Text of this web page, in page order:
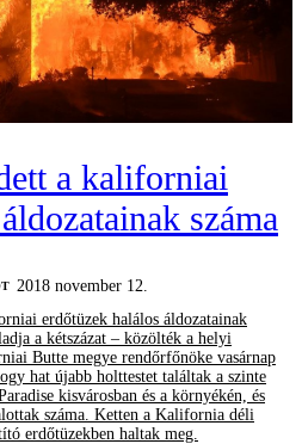
a kaliforniai
száma
2018 november 12.
erdőtüzek halálos áldozatainak
a kétszázat – közölték a helyi
Butte megye rendőrfőnöke vasárnap
hat újabb holttestet találtak a szinte
kisvárosban és a környékén, és
száma. Ketten a Kalifornia déli
erdőtüzekben haltak meg.